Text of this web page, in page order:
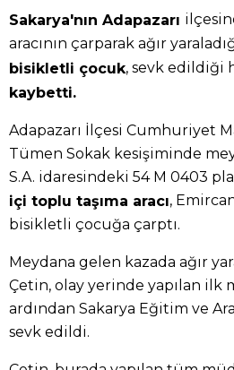
Sakarya'nın Adapazarı
aracının çarparak ağır
bisikletli çocuk, sevk edildiği
kaybetti.
Adapazarı İlçesi Cumhuriyet
Tümen Sokak kesişiminde
S.A. idaresindeki 54 M 0403
içi toplu taşıma aracı,
bisikletli çocuğa çarptı.
Meydana gelen kazada ağır
Çetin, olay yerinde yapılan ilk
ardından Sakarya Eğitim ve
sevk edildi.